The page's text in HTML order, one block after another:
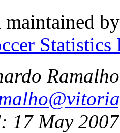
maintained
Ramalho
17 May 2007